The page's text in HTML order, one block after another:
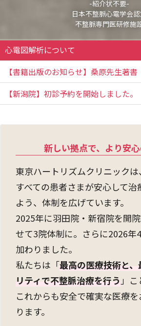
-紹介状不要-
日本不整脈心電学会
不整脈専門医研修施
心電図解析について
【書籍出版のお知らせ】桑原先生著書
【新潟院】初診予約を開始しました。
新しい拠点で、より安
東京ハートリズムクリニック
すべての患者さまが安心して治
よう、体制を広げています。
2025年に羽田院・新宿院を開
せて3院体制に。さらに2026年
加わりました。
私たちは「最高の医療技術と
リティで不整脈治療を行う 」こ
これからも安全で確実な医療
ります。